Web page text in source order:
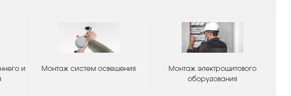
и
Монтаж систем освещения
Монтаж электрощитового
оборудования